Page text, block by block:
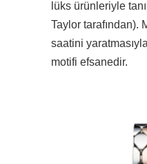
lüks ürünleriyle
Taylor tarafından).
saatini
motifi efsanedir.